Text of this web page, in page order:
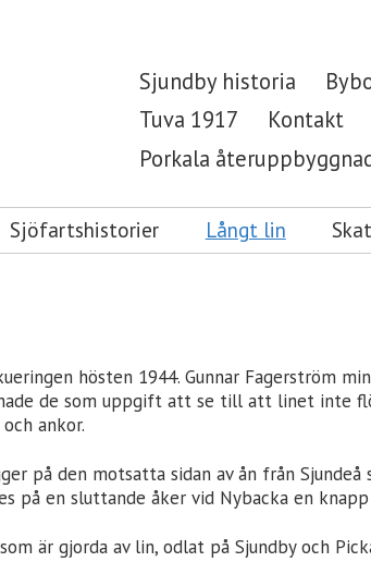
Sjundby historia
Tuva 1917
Kontakt
Porkala
Sjöfartshistorier Långt lin
hösten 1944. Gunnar Fagerström
de som uppgift att se till att linet inte
ankor.
på den motsatta sidan av ån från
på en sluttande åker vid Nybacka en
är gjorda av lin, odlat på Sjundby och